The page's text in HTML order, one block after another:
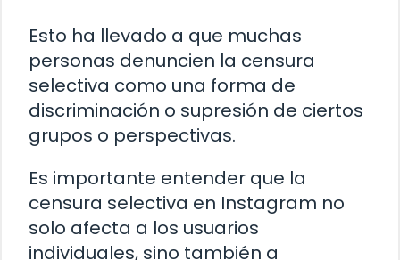
Esto ha llevado a que muchas
personas denuncien la censura
selectiva como una forma de
discriminación o supresión de ciertos
grupos o perspectivas.
Es importante entender que la
censura selectiva en Instagram no
solo afecta a los usuarios
individuales, sino también a